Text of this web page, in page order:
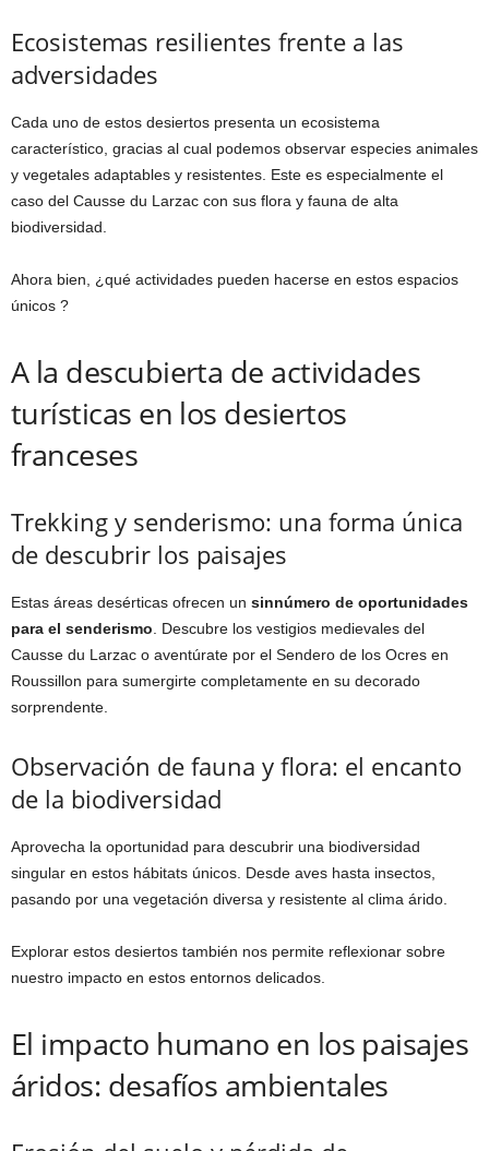
Ecosistemas resilientes frente a las
adversidades
Cada uno de estos desiertos presenta un ecosistema
característico, gracias al cual podemos observar especies animales
y vegetales adaptables y resistentes. Este es especialmente el
caso del Causse du Larzac con sus flora y fauna de alta
biodiversidad.
Ahora bien, ¿qué actividades pueden hacerse en estos espacios
únicos ?
A la descubierta de actividades
turísticas en los desiertos
franceses
Trekking y senderismo: una forma única
de descubrir los paisajes
Estas áreas desérticas ofrecen un sinnúmero de oportunidades
para el senderismo . Descubre los vestigios medievales del
Causse du Larzac o aventúrate por el Sendero de los Ocres en
Roussillon para sumergirte completamente en su decorado
sorprendente.
Observación de fauna y flora: el encanto
de la biodiversidad
Aprovecha la oportunidad para descubrir una biodiversidad
singular en estos hábitats únicos. Desde aves hasta insectos,
pasando por una vegetación diversa y resistente al clima árido.
Explorar estos desiertos también nos permite reflexionar sobre
nuestro impacto en estos entornos delicados.
El impacto humano en los paisajes
áridos: desafíos ambientales